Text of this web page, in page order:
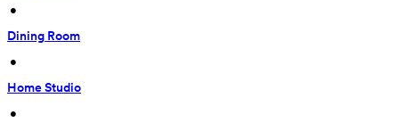
•
Dining Room
•
Home Studio
•